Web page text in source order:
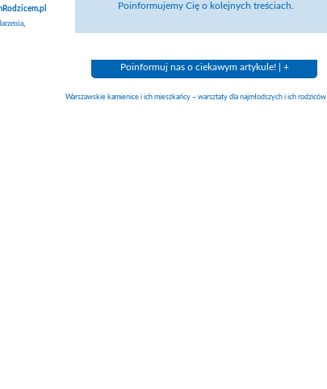
Poinformujemy Cię o kolejnych treściach.
Poinformuj nas o ciekawym artykule! | +
Warszawskie kamienice i ich mieszkańcy – warsztaty dla najmłodszych i ich rodziców